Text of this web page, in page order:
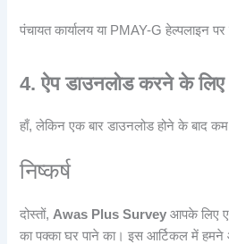
पंचायत कार्यालय या PMAY-G हेल्पलाइन
4. ऐप डाउनलोड करने के
हाँ, लेकिन एक बार डाउनलोड होने के बाद
निष्कर्ष
दोस्तों, Awas Plus Survey आपके लिए
का पक्का घर पाने का। इस आर्टिकल में